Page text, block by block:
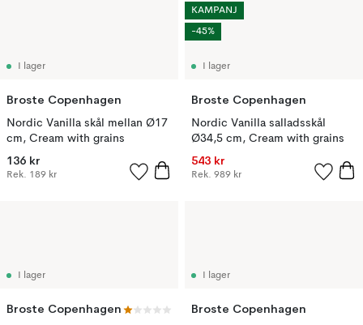
I lager
Broste Copenhagen
Nordic Vanilla skål mellan Ø17
cm, Cream with grains
136 kr
Rek. 189 kr
I lager
Broste Copenhagen
Nordic Vanilla salladsskål
Ø34,5 cm, Cream with grains
543 kr
Rek. 989 kr
KAMPANJ
-45%
I lager
Broste Copenhagen
I lager
Broste Copenhagen